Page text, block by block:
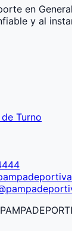
en
y al
Turno